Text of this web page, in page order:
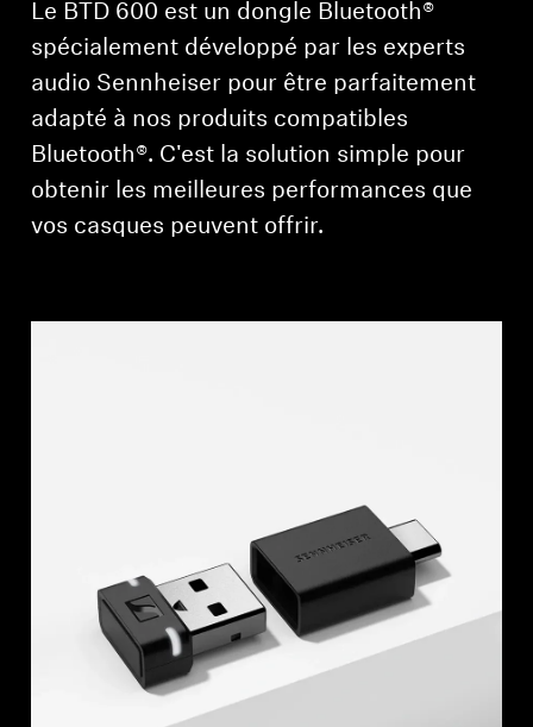
Barres de son et caissons de basses AMBEO
Découvrez AMBEO
Pièces et accessoires AMBEO
Découvrir
Professionnel
Le BTD 600 est un dongle Bluetooth®
spécialement développé par les experts
audio Sennheiser pour être parfaitement
adapté à nos produits compatibles
Bluetooth®. C'est la solution simple pour
obtenir les meilleures performances que
vos casques peuvent offrir.